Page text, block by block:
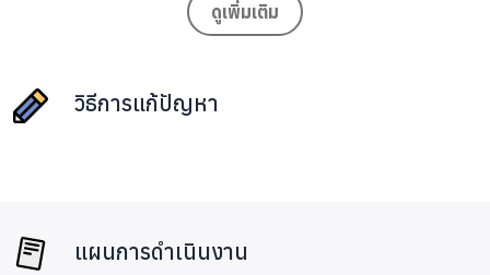
- เพิ่มโอกาสที่จะได้รับความช่วยเหลือ
- การช่วยเหลือเป็นไปอย่างมีประสิทธิภาพ ตรงความต้องการของ
น้องๆ
-รวบรวมข้อมูลเด็กด้อยโอกาสตามพื้นที่ต่างๆ โดยเริ่มต้นจาก
ดูเพิ่มเติม
วิธีการแก้ปัญหา
แผนการดำเนินงาน